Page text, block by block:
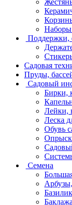
Наборы
Поддержки,
Садовая
Пруды,
Садовый
Бирки,
Лейки,
Леска
Обувь
Семена
Базилик